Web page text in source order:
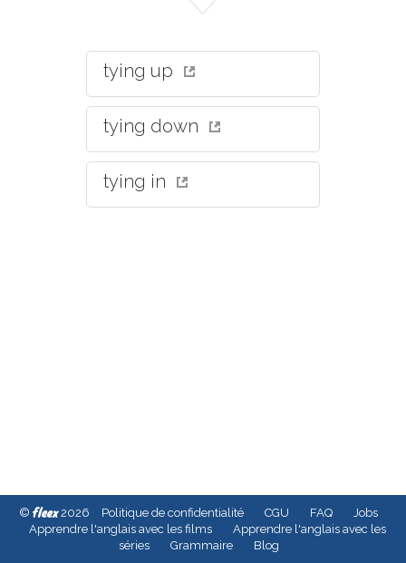
tying up
tying down
tying in
© fleex2026 Politique de confidentialité CGU FAQ
Jobs
Apprendre l'anglais avec les films
Apprendre l'anglais avec les
séries
Grammaire Blog